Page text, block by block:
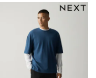
Tops & T-Shirts
Ups & Kaftans
Sandals
Swimwear
& Playsuits
Beachwear
Skirts
Trousers